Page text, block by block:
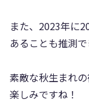
また、2023年に
あることも推測で
素敵な秋生まれ
楽しみですね！